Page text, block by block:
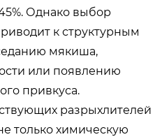
Однако выбор
к структурным
мякиша,
или появлению
привкуса.
разрыхлителей
только химическую